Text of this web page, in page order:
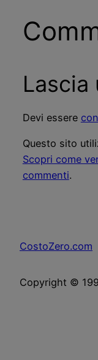
Lascia
Devi essere
Questo sito
Scopri come
commenti.
CostoZero.com
Copyright ©